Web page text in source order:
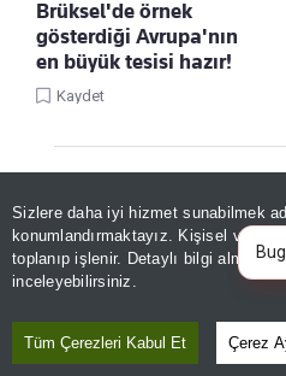
Sizlere daha iyi hizmet sunabilmek
konumlandırmaktayız. Kişisel
toplanıp işlenir. Detaylı bilgi almak
inceleyebilirsiniz.
Tüm Çerezleri Kabul Et Çerez
Brüksel'de örnek
gösterdiği Avrupa'nın
en büyük tesisi hazır!
Kaydet
Linke Tıkla, Türkiye
Favorilerine Ekle!
ve